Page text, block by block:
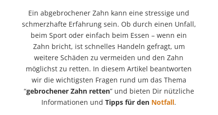
Ein abgebrochener Zahn kann eine stressige und
schmerzhafte Erfahrung sein. Ob durch einen Unfall,
beim Sport oder einfach beim Essen – wenn ein
Zahn bricht, ist schnelles Handeln gefragt, um
weitere Schäden zu vermeiden und den Zahn
möglichst zu retten. In diesem Artikel beantworten
wir die wichtigsten Fragen rund um das Thema
“gebrochener Zahn retten” und bieten Dir nützliche
Informationen und Tipps für den Notfall.